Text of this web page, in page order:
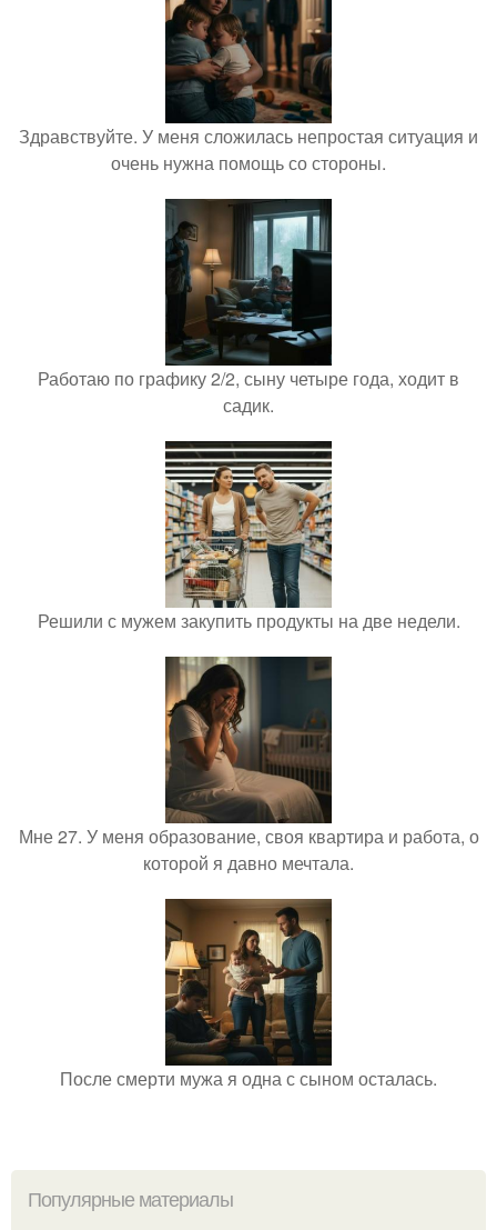
Здравствуйте. У меня сложилась непростая ситуация и
очень нужна помощь со стороны.
Работаю по графику 2/2, сыну четыре года, ходит в
садик.
Решили с мужем закупить продукты на две недели.
Мне 27. У меня образование, своя квартира и работа, о
которой я давно мечтала.
После смерти мужа я одна с сыном осталась.
Популярные материалы